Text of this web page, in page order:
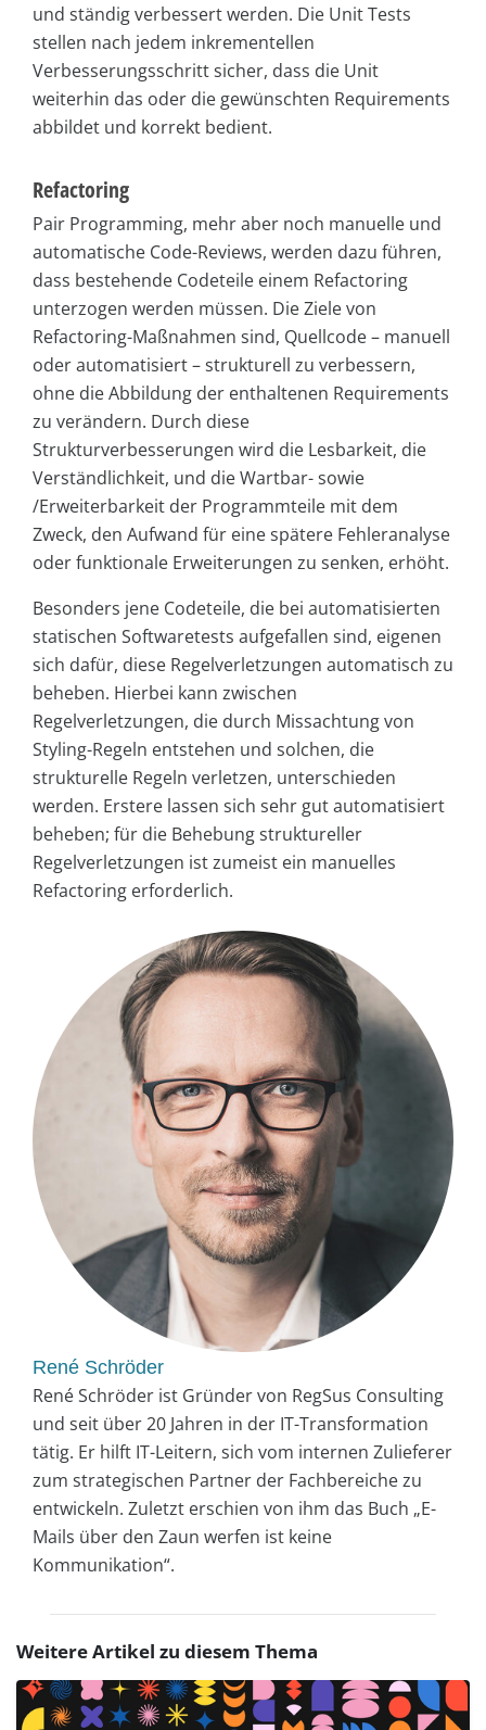
und ständig verbessert werden. Die Unit Tests
stellen nach jedem inkrementellen
Verbesserungsschritt sicher, dass die Unit
weiterhin das oder die gewünschten Requirements
abbildet und korrekt bedient.
Refactoring
Pair Programming, mehr aber noch manuelle und
automatische Code-Reviews, werden dazu führen,
dass bestehende Codeteile einem Refactoring
unterzogen werden müssen. Die Ziele von
Refactoring-Maßnahmen sind, Quellcode – manuell
oder automatisiert – strukturell zu verbessern,
ohne die Abbildung der enthaltenen Requirements
zu verändern. Durch diese
Strukturverbesserungen wird die Lesbarkeit, die
Verständlichkeit, und die Wartbar- sowie
/Erweiterbarkeit der Programmteile mit dem
Zweck, den Aufwand für eine spätere Fehleranalyse
oder funktionale Erweiterungen zu senken, erhöht.
Besonders jene Codeteile, die bei automatisierten
statischen Softwaretests aufgefallen sind, eigenen
sich dafür, diese Regelverletzungen automatisch zu
beheben. Hierbei kann zwischen
Regelverletzungen, die durch Missachtung von
Styling-Regeln entstehen und solchen, die
strukturelle Regeln verletzen, unterschieden
werden. Erstere lassen sich sehr gut automatisiert
beheben; für die Behebung struktureller
Regelverletzungen ist zumeist ein manuelles
Refactoring erforderlich.
René Schröder
René Schröder ist Gründer von RegSus Consulting
und seit über 20 Jahren in der IT-Transformation
tätig. Er hilft IT-Leitern, sich vom internen Zulieferer
zum strategischen Partner der Fachbereiche zu
entwickeln. Zuletzt erschien von ihm das Buch „E-
Mails über den Zaun werfen ist keine
Kommunikation“.
Weitere Artikel zu diesem Thema